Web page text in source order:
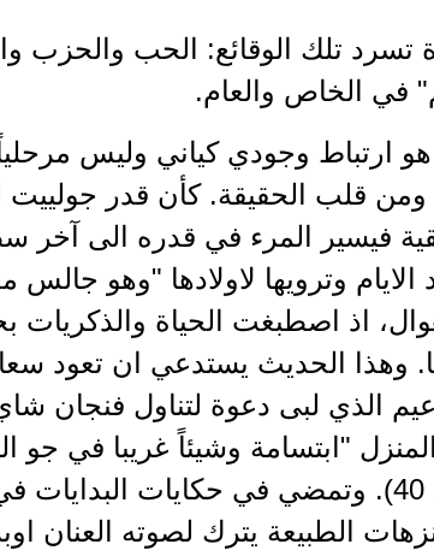
تسرد تلك الوقائع: الحب والحزب
في الخاص والعام.
ارتباط وجودي كياني وليس مرحلياً
ومن قلب الحقيقة. كأن قدر جولييت
فيسير المرء في قدره الى
وترويها لاولادها "وهو جالس
اهوال، اذ اصطبغت الحياة
وهذا الحديث يستدعي ان تعود
الذي لبى دعوة لتناول فنجان شاي
"ابتسامة وشيئاً غريبا في
فرد من افراد العائلة" (ص 40). وتمضي في حكايات
الطبيعة يترك لصوته العنان